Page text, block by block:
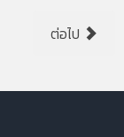
ต่อไป